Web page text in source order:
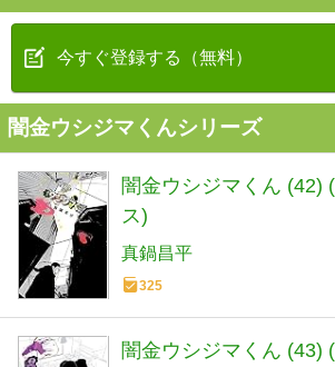
今すぐ登録する（無料）
闇金ウシジマくんシリーズ
闇金ウシジマくん (42)
ス)
真鍋昌平
325
闇金ウシジマくん (43)